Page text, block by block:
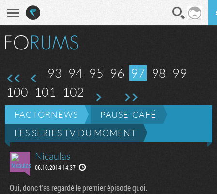
93 94 95 96 97 98 99
100 101 102
FACTORNEWS
PAUSE-CAFÉ
LES SERIES TV DU MOMENT
Nicaulas
06.10.2014 14:37
Oui, donc t'as regardé le premier épisode quoi.